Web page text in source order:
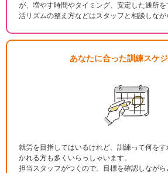
が、増やす時間やタイミング、安定した通所
活リズムの整え方などはスタッフと相談しなが
あなたに合った訓練スケ
就労を目指してはいるけれど、訓練って何を
かれる方も多くいらっしゃいます。
担当スタッフがつくので、目標を確認しなが